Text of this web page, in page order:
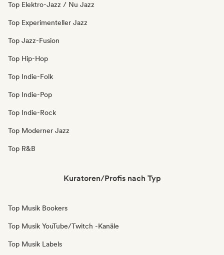
Top Elektro-Jazz / Nu Jazz
Top Experimenteller Jazz
Top Jazz-Fusion
Top Hip-Hop
Top Indie-Folk
Top Indie-Pop
Top Indie-Rock
Top Moderner Jazz
Top R&B
Kuratoren/Profis nach Typ
Top Musik Bookers
Top Musik YouTube/Twitch -Kanäle
Top Musik Labels